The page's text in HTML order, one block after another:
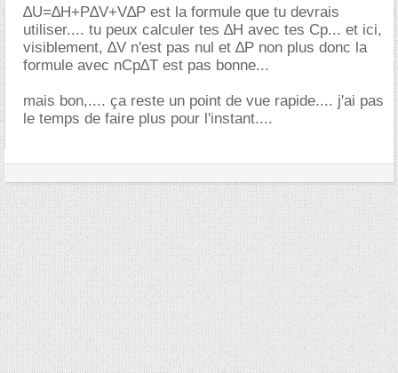
∆U=∆H+P∆V+V∆P est la formule que tu devrais
utiliser.... tu peux calculer tes ∆H avec tes Cp... et ici,
visiblement, ∆V n'est pas nul et ∆P non plus donc la
formule avec nCp∆T est pas bonne...
mais bon,.... ça reste un point de vue rapide.... j'ai pas
le temps de faire plus pour l'instant....